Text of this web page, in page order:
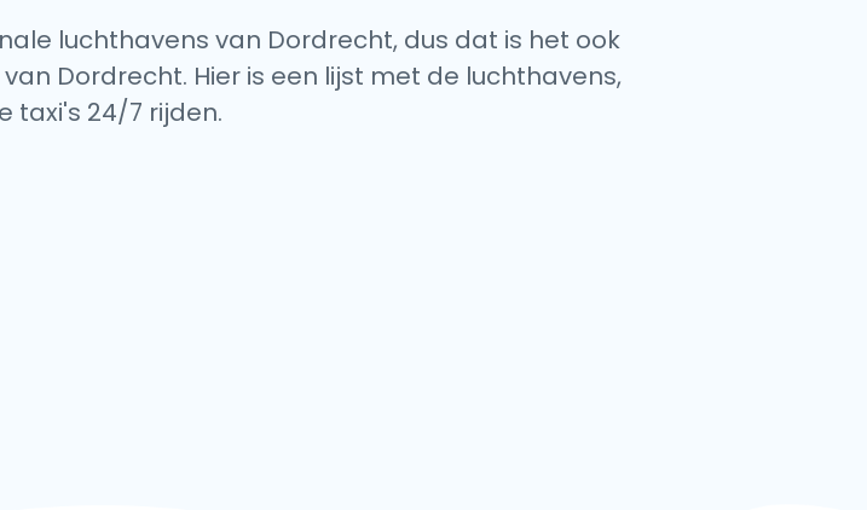
luchthavens van Dordrecht, dus dat is het ook
Dordrecht. Hier is een lijst met de luchthavens,
taxi's 24/7 rijden.